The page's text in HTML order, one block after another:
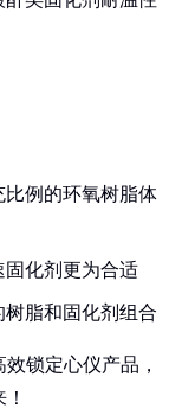
例的环氧树脂体
化剂更为合适
脂和固化剂组合
锁定心仪产品，